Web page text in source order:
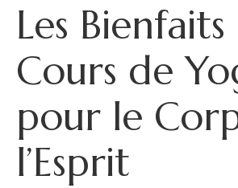
Les Bienfaits
Cours de
pour le
l’Esprit